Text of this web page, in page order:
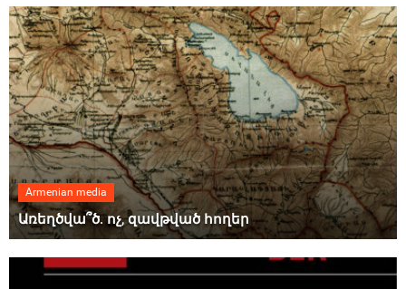
Armenian media
Առեղծվա՞ծ. ոչ, զավթված հողեր